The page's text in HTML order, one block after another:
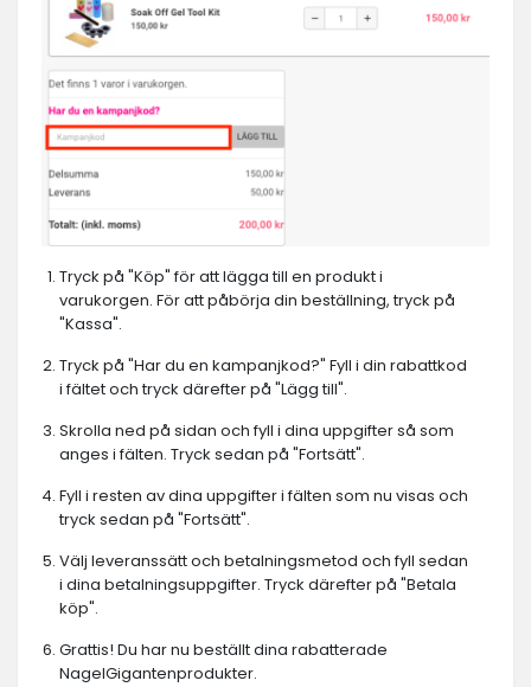
Tryck på "Köp" för att lägga till en produkt i
varukorgen. För att påbörja din beställning, tryck på
"Kassa".
Tryck på "Har du en kampanjkod?" Fyll i din rabattkod
i fältet och tryck därefter på "Lägg till".
Skrolla ned på sidan och fyll i dina uppgifter så som
anges i fälten. Tryck sedan på "Fortsätt".
Fyll i resten av dina uppgifter i fälten som nu visas och
tryck sedan på "Fortsätt".
Välj leveranssätt och betalningsmetod och fyll sedan
i dina betalningsuppgifter. Tryck därefter på "Betala
köp".
Grattis! Du har nu beställt dina rabatterade
NagelGigantenprodukter.